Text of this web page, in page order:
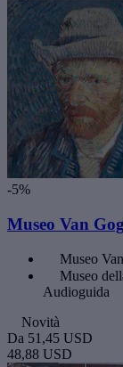
-5%
Museo Van
Museo
Museo
Audioguida
Novità
Da 51,45 USD
48,88 USD